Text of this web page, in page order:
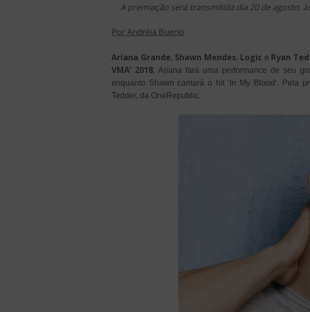
A premiação será transmitida dia 20 de agosto,
Por Andréia Bueno
Ariana Grande, Shawn Mendes, Logic e Ryan
VMA’ 2018. Ariana fará uma performance de seu
enquanto Shawn cantará o hit ‘In My Blood’. Pela
Tedder, da OneRepublic.